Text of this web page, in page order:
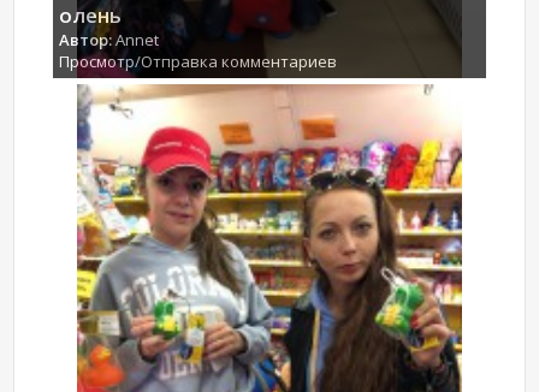
олень
Автор:Annet
Просмотр/Отправка комментариев